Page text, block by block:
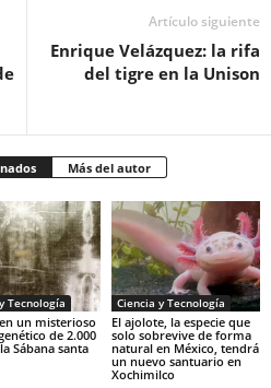
Artículo siguiente
Enrique Velázquez: la rifa
del tigre en la Unison
Más del autor
Tecnología
un misterioso
de 2.000
Sábana santa
Ciencia y Tecnología
El ajolote, la especie que
solo sobrevive de forma
natural en México, tendrá
un nuevo santuario en
Xochimilco